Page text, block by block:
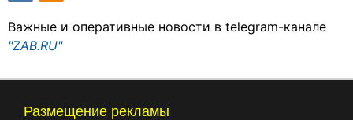
Важные и оперативные новости в telegram-канале
"ZAB.RU"
Размещение рекламы